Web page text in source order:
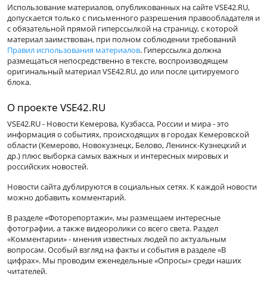
Использование материалов, опубликованных на сайте VSE42.RU,
допускается только с письменного разрешения правообладателя и
с обязательной прямой гиперссылкой на страницу, с которой
материал заимствован, при полном соблюдении требований
Правил использования материалов. Гиперссылка должна
размещаться непосредственно в тексте, воспроизводящем
оригинальный материал VSE42.RU, до или после цитируемого
блока.
О проекте VSE42.RU
VSE42.RU - Новости Кемерова, Кузбасса, России и мира - это
информация о событиях, происходящих в городах Кемеровской
области (Кемерово, Новокузнецк, Белово, Ленинск-Кузнецкий и
др.) плюс выборка самых важных и интересных мировых и
российских новостей.
Новости сайта дублируются в социальных сетях. К каждой новости
можно добавить комментарий.
В разделе «Фоторепортажи», мы размещаем интересные
фотографии, а также видеоролики со всего света. Раздел
«Комментарии» - мнения известных людей по актуальным
вопросам. Особый взгляд на факты и события в разделе «В
цифрах». Мы проводим еженедельные «Опросы» среди наших
читателей.